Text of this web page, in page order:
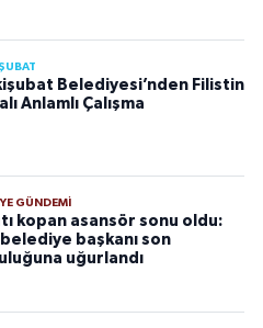
Belediyesi’nden Filistin
Anlamlı Çalışma
GÜNDEMI
kopan asansör sonu oldu:
belediye başkanı son
uğurlandı